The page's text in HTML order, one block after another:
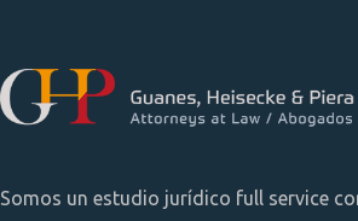
Somos un estudio jurídico full service